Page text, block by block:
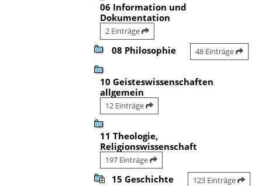
06 Information und
Dokumentation
2 Einträge
08 Philosophie 48 Einträge
10 Geisteswissenschaften
allgemein
12 Einträge
11 Theologie,
Religionswissenschaft
197 Einträge
15 Geschichte 123 Einträge